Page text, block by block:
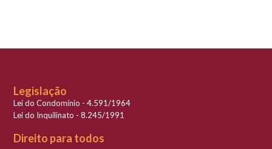
Legislação
Lei do Condomínio - 4.591/1964
Lei do Inquilinato - 8.245/1991
Direito para todos